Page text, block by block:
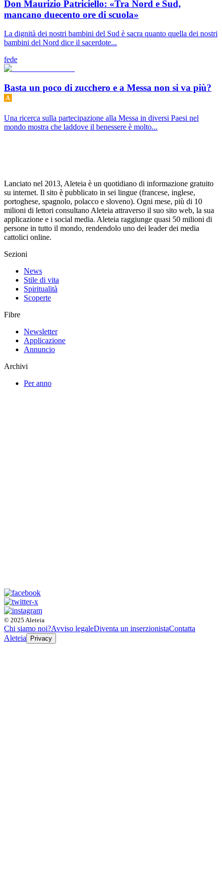
Don Maurizio Patriciello: «Tra Nord e Sud,
mancano duecento ore di scuola»
La dignità dei nostri bambini del Sud è sacra quanto quella dei nostri
bambini del Nord dice il sacerdote...
fede
Basta un poco di zucchero e a Messa non si va più?
Una ricerca sulla partecipazione alla Messa in diversi Paesi nel
mondo mostra che laddove il benessere è molto...
Lanciato nel 2013, Aleteia è un quotidiano di informazione gratuito
su internet. Il sito è pubblicato in sei lingue (francese, inglese,
portoghese, spagnolo, polacco e sloveno). Ogni mese, più di 10
milioni di lettori consultano Aleteia attraverso il suo sito web, la sua
applicazione e i social media. Aleteia raggiunge quasi 50 milioni di
persone in tutto il mondo, rendendolo uno dei leader dei media
cattolici online.
Sezioni
News
Stile di vita
Spiritualità
Scoperte
Fibre
Newsletter
Applicazione
Annuncio
Archivi
Per anno
© 2025 Aleteia
Chi siamo noi?Avviso legaleDiventa un inserzionistaContatta
Aleteia
Privacy